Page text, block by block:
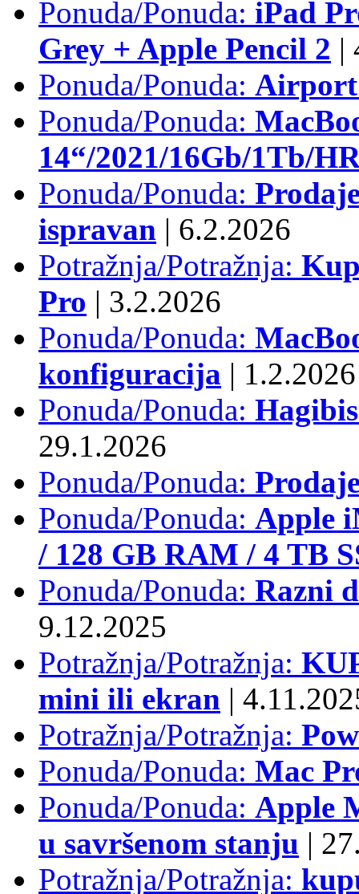
Ponuda/Ponuda: iPad
Grey + Apple Pencil 2 |
Ponuda/Ponuda: Airport
Ponuda/Ponuda:
14“/2021/16Gb/1Tb/
Ponuda/Ponuda:
ispravan | 6.2.2026
Potražnja/Potražnja:
Pro | 3.2.2026
Ponuda/Ponuda:
konfiguracija | 1.2.2026
Ponuda/Ponuda:
29.1.2026
Ponuda/Ponuda:
Ponuda/Ponuda: Apple
/ 128 GB RAM / 4 TB
Ponuda/Ponuda: Razni
9.12.2025
Potražnja/Potražnja:
mini ili ekran |
Potražnja/Potražnja:
Ponuda/Ponuda: Mac
Ponuda/Ponuda: Apple
u savršenom stanju |
Potražnja/Potražnja: